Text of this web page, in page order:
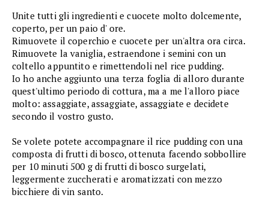
Unite tutti gli ingredienti e cuocete molto dolcemente,
coperto, per un paio d' ore.
Rimuovete il coperchio e cuocete per un'altra ora circa.
Rimuovete la vaniglia, estraendone i semini con un
coltello appuntito e rimettendoli nel rice pudding.
Io ho anche aggiunto una terza foglia di alloro durante
quest'ultimo periodo di cottura, ma a me l'alloro piace
molto: assaggiate, assaggiate, assaggiate e decidete
secondo il vostro gusto.
Se volete potete accompagnare il rice pudding con una
composta di frutti di bosco, ottenuta facendo sobbollire
per 10 minuti 500 g di frutti di bosco surgelati,
leggermente zuccherati e aromatizzati con mezzo
bicchiere di vin santo.